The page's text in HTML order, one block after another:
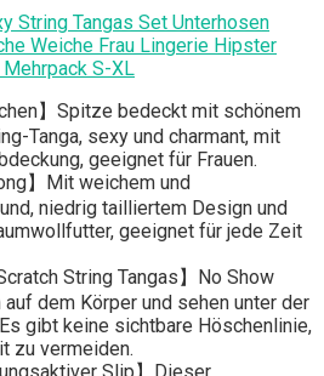
String Tangas Set Unterhosen
Weiche Frau Lingerie Hipster
S-XL
】Spitze bedeckt mit schönem
Tanga, sexy und charmant, mit
geeignet für Frauen.
】Mit weichem und
niedrig tailliertem Design und
geeignet für jede Zeit
String Tangas】No Show
dem Körper und sehen unter der
gibt keine sichtbare Höschenlinie,
zu vermeiden.